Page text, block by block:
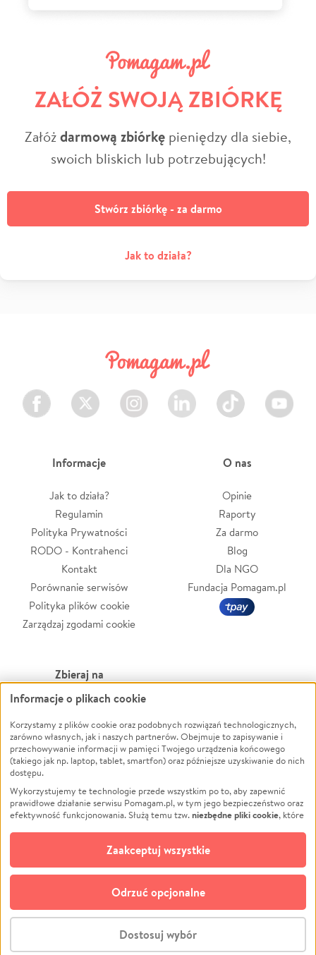
ZAŁÓŻ SWOJĄ ZBIÓRKĘ
Załóżdarmową zbiórkę pieniędzy dla siebie,
swoich bliskich lub potrzebujących!
Stwórz zbiórkę - za darmo
Jak to działa?
Stwórz zbiórkę - za darmo
Facebook Twitter Instagram LinkedIn TikTok Youtube
Informacje
Jak to działa?
Regulamin
Polityka Prywatności
RODO - Kontrahenci
Kontakt
Porównanie serwisów
Polityka plików cookie
Zarządzaj zgodami cookie
O nas
Opinie
Raporty
Za darmo
Blog
Dla NGO
Fundacja Pomagam.pl
Zbieraj na
Leczenie
Zwierzęta
Pożar
Ukraina
Pomoc Finansowa
Projekty
Pogrzeb
Społeczność lokalna
Kultura
Powódź
Wichura
NGO
Edukacja
Podróż
Impreza
Ochrona środowiska
Biznes
© CROWDING SP. Z O.O.
Informacje o plikach cookie
Korzystamy z plików cookie oraz podobnych rozwiązań technologicznych,
zarówno własnych, jak i naszych partnerów. Obejmuje to zapisywanie i
przechowywanie informacji w pamięci Twojego urządzenia końcowego
(takiego jak np. laptop, tablet, smartfon) oraz późniejsze uzyskiwanie do nich
dostępu.
Wykorzystujemy te technologie przede wszystkim po to, aby zapewnić
prawidłowe działanie serwisu Pomagam.pl, w tym jego bezpieczeństwo oraz
efektywność funkcjonowania. Służą temu tzw.niezbędne pliki cookie, które
opcjonalnych plików cookie
technologii do celów analitycznych i retargetingowych. Możesz wyrazić
zgodę na ich stosowanie lub jej odmówić. W dowolnym momencie masz
możliwość zmiany swoich preferencji na stronie „Zarządzaj zgodami cookie”,
do której link znajdziesz w stopce serwisu Pomagam.pl. Opcjonalne pliki
cookie wykorzystywane są w następujących celach:
działanie serwisu Pomagam.pl. Dzięki nim możemy zrozumieć, jak
użytkownicy korzystają z naszego serwisu – skąd trafiają do serwisu, jak
Dostosuj wybór
Odrzuć opcjonalne
Zaakceptuj wszystkie